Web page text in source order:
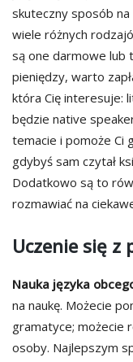
skuteczny sposób na
wiele różnych
są one darmowe lub
pieniędzy, warto
która Cię interesuje:
będzie native
temacie i pomoże Ci
gdybyś sam czytał
Dodatkowo są to
rozmawiać na
Uczenie się z
Nauka języka
na naukę. Możecie
gramatyce; możecie
osoby. Najlepszym